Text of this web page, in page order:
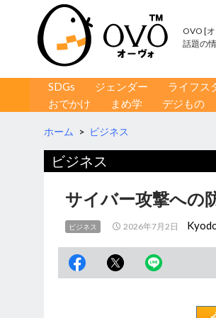
OVO [
話題の
コンテンツへ移動
SDGs ジェンダー ライフス
おでかけ
まめ学 デジもの
ホーム > ビジネス
ビジネス
サイバー攻撃への
ビジネス 2026年7月2日